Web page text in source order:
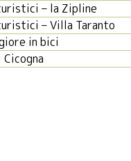
– la Zipline
– Villa Taranto
in bici
Cicogna